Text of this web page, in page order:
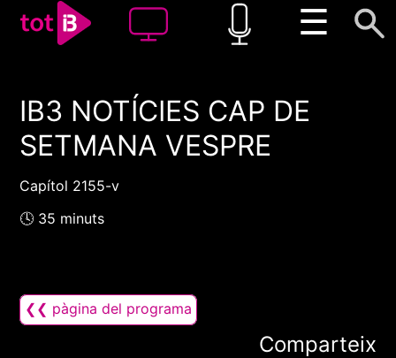
☰
00:00 00:00
1x
IB3 NOTÍCIES CAP DE
SETMANA VESPRE
Capítol 2155-v
🕓 35 minuts
❮❮ pàgina del programa
Comparteix